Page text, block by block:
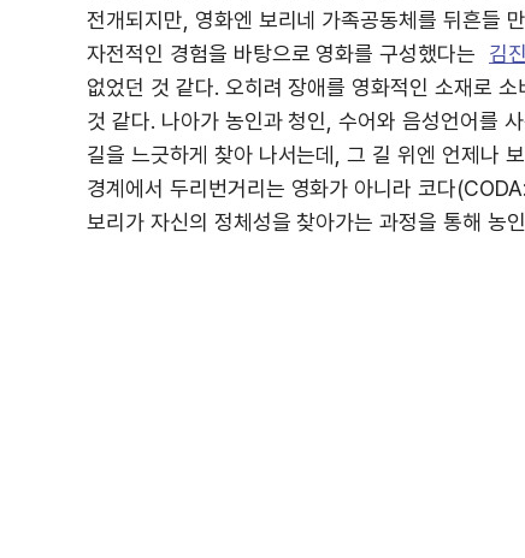
전개되지만, 영화엔 보리네 가족공동체를 뒤흔들
자전적인 경험을 바탕으로 영화를 구성했다는
김
없었던 것 같다. 오히려 장애를 영화적인 소재로
것 같다. 나아가 농인과 청인, 수어와 음성언어를
길을 느긋하게 찾아 나서는데, 그 길 위엔 언제나
경계에서 두리번거리는 영화가 아니라 코다
보리가 자신의 정체성을 찾아가는 과정을 통해 농